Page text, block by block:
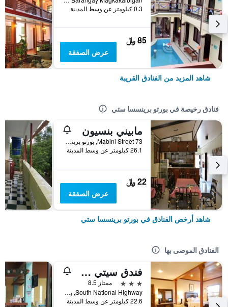
0.3 كيلومتر عن وسط المدينة
85 ﷼
عرض الصفقة
شاهد المزيد من الفنادق القريبة
فنادق رخيصة في بورتو برينسسا ستي
مابيني بنسيون
73 Mabini Street, بورتو برينسسا ستي, الفلبين
26.1 كيلومتر عن وسط المدينة
22 ﷼
عرض الصفقة
شاهد أرخص الفنادق في بورتو برينسسا ستي
الفنادق الموصى بها
فندق سيتي ستييت أستورياس بالاوان
3 نجوم
ممتاز 8.5
South National Highway, بورتو برينسسا ستي, الفلبين
22.6 كيلومتر عن وسط المدينة